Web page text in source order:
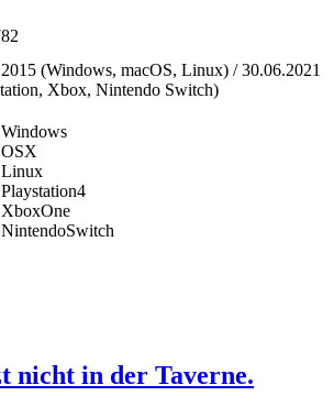
(Windows, macOS, Linux) / 30.06.2021
Xbox, Nintendo Switch)
Windows
OSX
Linux
Playstation4
XboxOne
NintendoSwitch
nicht in der Taverne.